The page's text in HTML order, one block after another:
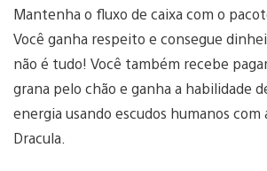
Mantenha o fluxo de caixa com o
Você ganha respeito e consegue
não é tudo! Você também recebe
grana pelo chão e ganha a habilidade
energia usando escudos humanos com
Dracula.